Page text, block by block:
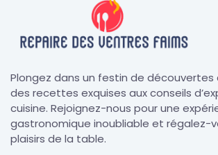
Plongez dans un festin de découvertes
des recettes exquises aux conseils
cuisine. Rejoignez-nous pour une
gastronomique inoubliable et régalez-
plaisirs de la table.